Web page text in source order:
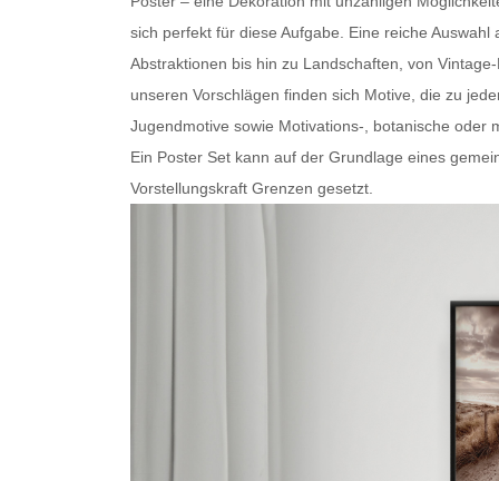
sich perfekt für diese Aufgabe. Eine reiche
Abstraktionen bis hin zu Landschaften, von
unseren Vorschlägen finden sich Motive, die zu
Jugendmotive sowie Motivations-, botanische oder
Ein Poster Set kann auf der Grundlage eines
Vorstellungskraft Grenzen gesetzt.